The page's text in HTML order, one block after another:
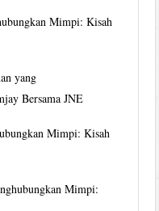
Mimpi: Kisah
yang
Bersama JNE
Mimpi: Kisah
Mimpi: